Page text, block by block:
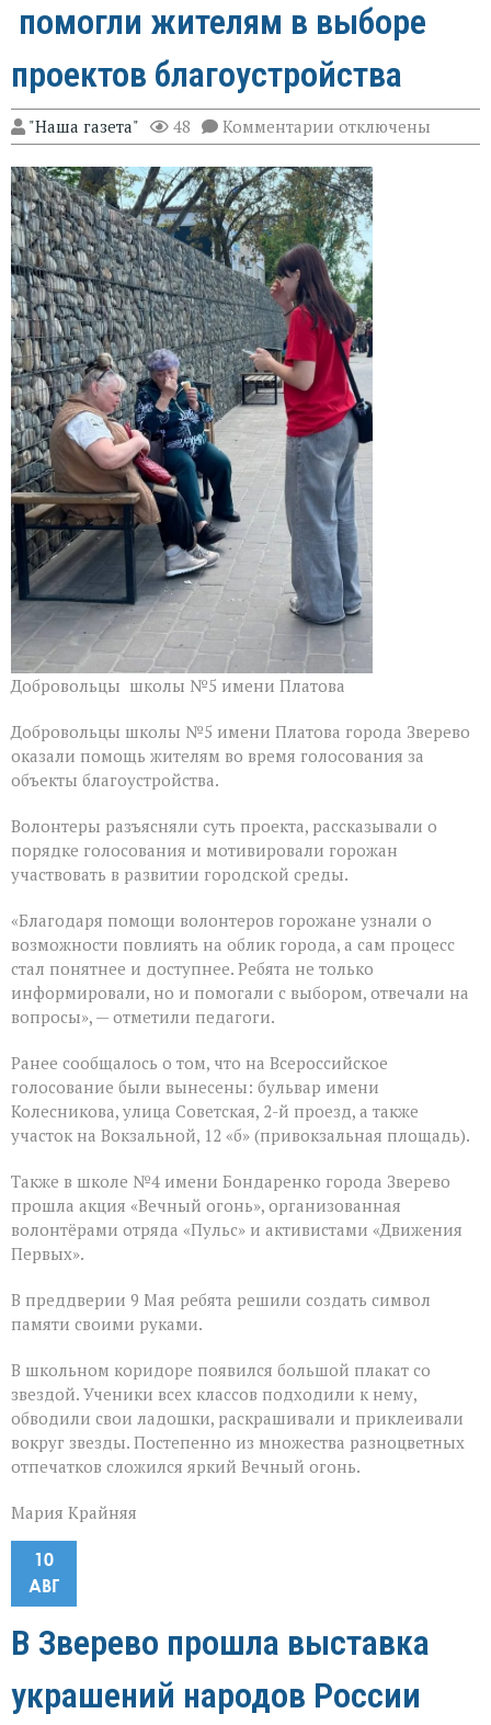
помогли жителям в выборе
проектов благоустройства
"Наша газета" 48 Комментарии к
записи
Волонтёры
из
Зверево
помогли
жителям
в
выборе
проектов
благоустройства
отключены
Добровольцы школы №5 имени Платова
Добровольцы школы №5 имени Платова города Зверево
оказали помощь жителям во время голосования за
объекты благоустройства.
Волонтеры разъясняли суть проекта, рассказывали о
порядке голосования и мотивировали горожан
участвовать в развитии городской среды.
«Благодаря помощи волонтеров горожане узнали о
возможности повлиять на облик города, а сам процесс
стал понятнее и доступнее. Ребята не только
информировали, но и помогали с выбором, отвечали на
вопросы», — отметили педагоги.
Ранее сообщалось о том, что на Всероссийское
голосование были вынесены: бульвар имени
Колесникова, улица Советская, 2-й проезд, а также
участок на Вокзальной, 12 «б» (привокзальная площадь).
Также в школе №4 имени Бондаренко города Зверево
прошла акция «Вечный огонь», организованная
волонтёрами отряда «Пульс» и активистами «Движения
Первых».
В преддверии 9 Мая ребята решили создать символ
памяти своими руками.
В школьном коридоре появился большой плакат со
звездой. Ученики всех классов подходили к нему,
обводили свои ладошки, раскрашивали и приклеивали
вокруг звезды. Постепенно из множества разноцветных
отпечатков сложился яркий Вечный огонь.
Мария Крайняя
10
АВГ
В Зверево прошла выставка
украшений народов России